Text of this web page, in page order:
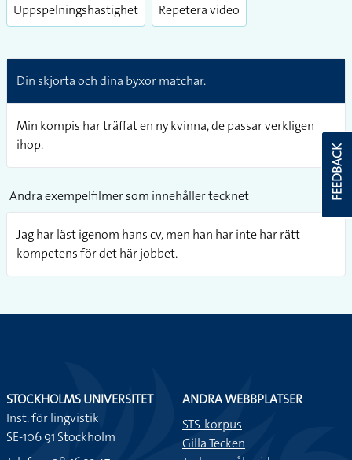
Uppspelningshastighet Repetera video
Din skjorta och dina byxor matchar.
Min kompis har träffat en ny kvinna, de passar verkligen
ihop.
Andra exempelfilmer som innehåller tecknet
Jag har läst igenom hans cv, men han har inte har rätt
kompetens för det här jobbet.
FEEDBACK
STOCKHOLMS UNIVERSITET
Inst. för lingvistik
SE-106 91 Stockholm
ANDRA WEBBPLATSER
STS-korpus
Gilla Tecken